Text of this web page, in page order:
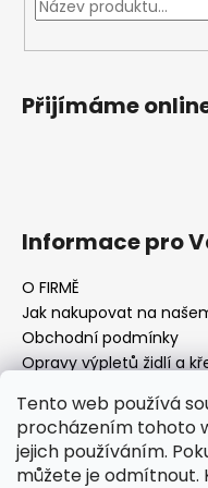
Tento web používá
procházením tohoto
jejich používáním.
můžete je odmítnout.
Přijímáme
Informace pro
O FIRMĚ
Jak nakupovat na
Obchodní podmínky
Opravy výpletů židlí a
Facebook